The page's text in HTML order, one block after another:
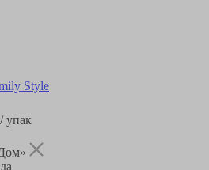
упак